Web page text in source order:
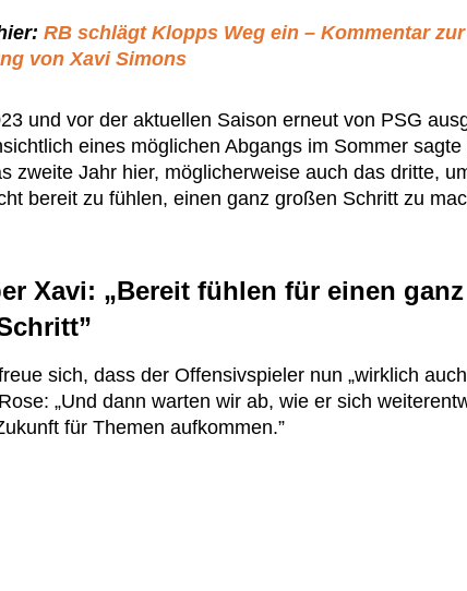
RB schlägt Klopps Weg ein – Kommentar zur
von Xavi Simons
und vor der aktuellen Saison erneut von PSG
eines möglichen Abgangs im Sommer sagte
zweite Jahr hier, möglicherweise auch das dritte,
bereit zu fühlen, einen ganz großen Schritt zu
Xavi: „Bereit fühlen für einen ganz
sich, dass der Offensivspieler nun „wirklich
„Und dann warten wir ab, wie er sich
für Themen aufkommen.”